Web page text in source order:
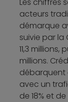
acteurs
démarque
suivie par la
11,3
millions.
débarquent
avec un
de 18% et de